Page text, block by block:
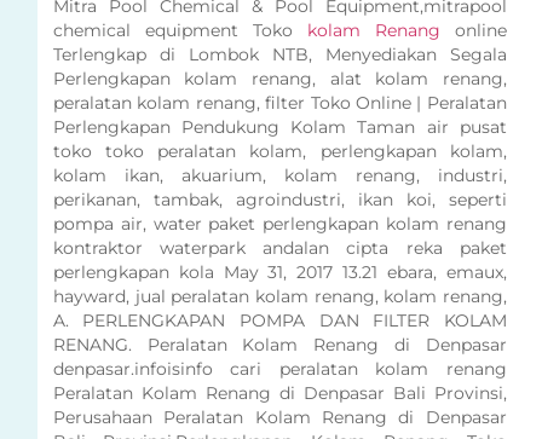
Mitra Pool Chemical & Pool Equipment,mitrapool
chemical equipment Toko kolam Renang online
Terlengkap di Lombok NTB, Menyediakan Segala
Perlengkapan kolam renang, alat kolam renang,
peralatan kolam renang, filter Toko Online | Peralatan
Perlengkapan Pendukung Kolam Taman air pusat
toko toko peralatan kolam, perlengkapan kolam,
kolam ikan, akuarium, kolam renang, industri,
perikanan, tambak, agroindustri, ikan koi, seperti
pompa air, water paket perlengkapan kolam renang
kontraktor waterpark andalan cipta reka paket
perlengkapan kola May 31, 2017 13.21 ebara, emaux,
hayward, jual peralatan kolam renang, kolam renang,
A. PERLENGKAPAN POMPA DAN FILTER KOLAM
RENANG. Peralatan Kolam Renang di Denpasar
denpasar.infoisinfo cari peralatan kolam renang
Peralatan Kolam Renang di Denpasar Bali Provinsi,
Perusahaan Peralatan Kolam Renang di Denpasar